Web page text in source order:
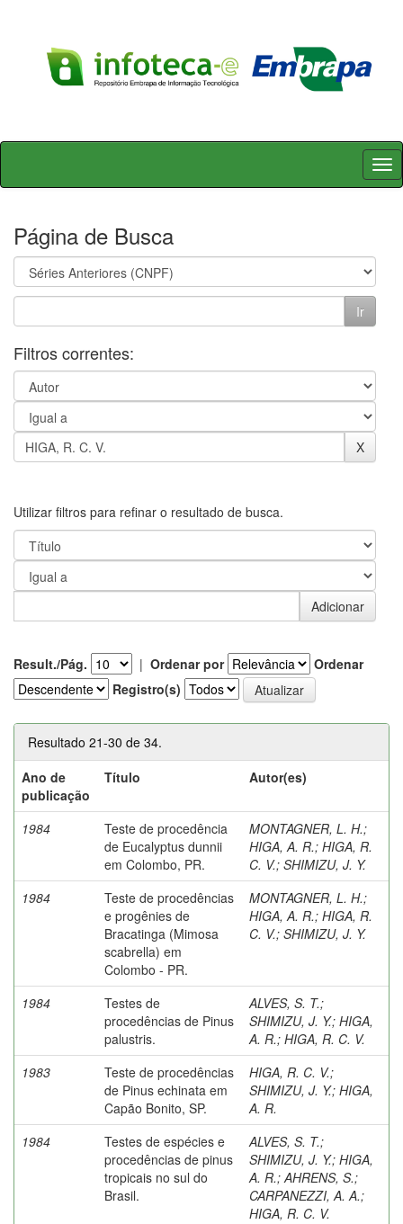
Skip
Página de Busca
Filtros correntes:
Utilizar filtros para refinar o resultado de busca.
Result./Pág. | Ordenar por
Ordenar
Registro(s)
Resultado 21-30 de 34.
Ano de
publicação
Título Autor(es)
1984
Teste de procedência
de Eucalyptus dunnii
em Colombo, PR.
MONTAGNER, L. H.;
HIGA, A. R.; HIGA, R.
C. V.; SHIMIZU, J. Y.
1984
Teste de procedências
e progênies de
Bracatinga (Mimosa
scabrella) em
Colombo - PR.
MONTAGNER, L. H.;
HIGA, A. R.; HIGA, R.
C. V.; SHIMIZU, J. Y.
1984
Testes de
procedências de Pinus
palustris.
ALVES, S. T.;
SHIMIZU, J. Y.; HIGA,
A. R.; HIGA, R. C. V.
1983
Teste de procedências
de Pinus echinata em
Capão Bonito, SP.
HIGA, R. C. V.;
SHIMIZU, J. Y.; HIGA,
A. R.
1984
Testes de espécies e
procedências de pinus
tropicais no sul do
Brasil.
ALVES, S. T.;
SHIMIZU, J. Y.; HIGA,
A. R.; AHRENS, S.;
CARPANEZZI, A. A.;
HIGA, R. C. V.